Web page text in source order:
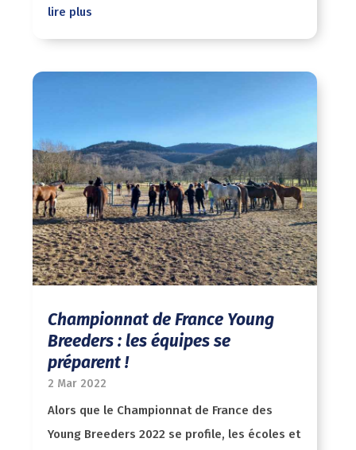
lire plus
Championnat de France Young
Breeders : les équipes se
préparent !
2 Mar 2022
Alors que le Championnat de France des
Young Breeders 2022 se profile, les écoles et